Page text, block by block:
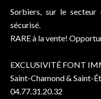
Sorbiers, sur le secteur
sécurisé.
RARE à la vente!
EXCLUSIVITÉ FONT
Saint-Chamond & Saint-
04.77.31.20.32